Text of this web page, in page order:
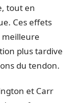
tout en
Ces effets
meilleure
plus tardive
du tendon.
et Carr